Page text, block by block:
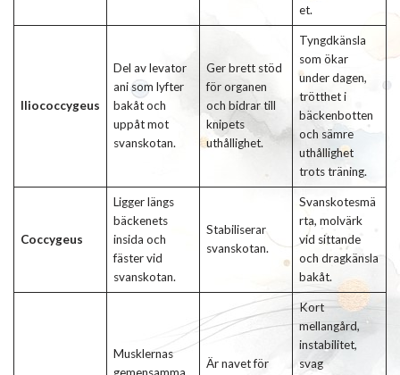
et.
Iliococcygeus
Del av levator
ani som lyfter
bakåt och
uppåt mot
svanskotan.
Ger brett stöd
för organen
och bidrar till
knipets
uthållighet.
Tyngdkänsla
som ökar
under dagen,
trötthet i
bäckenbotten
och sämre
uthållighet
trots träning.
Coccygeus
Ligger längs
bäckenets
insida och
fäster vid
svanskotan.
Stabiliserar
svanskotan.
Svanskotesmä
rta, molvärk
vid sittande
och dragkänsla
bakåt.
Musklernas
Är navet för
Kort
mellangård,
instabilitet,
svag